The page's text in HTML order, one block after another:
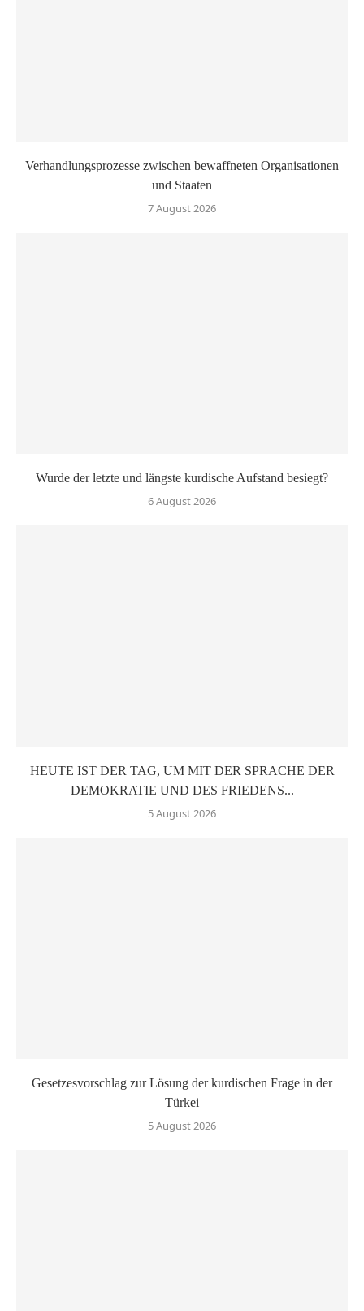
Verhandlungsprozesse zwischen bewaffneten Organisationen
und Staaten
7 August 2026
Wurde der letzte und längste kurdische Aufstand besiegt?
6 August 2026
HEUTE IST DER TAG, UM MIT DER SPRACHE DER
DEMOKRATIE UND DES FRIEDENS...
5 August 2026
Gesetzesvorschlag zur Lösung der kurdischen Frage in der
Türkei
5 August 2026